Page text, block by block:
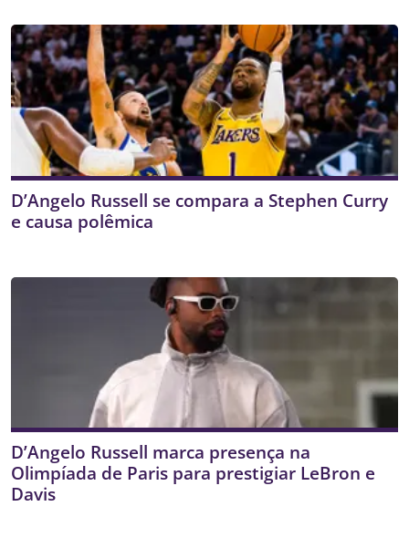
D’Angelo Russell se compara a Stephen Curry
e causa polêmica
D’Angelo Russell marca presença na
Olimpíada de Paris para prestigiar LeBron e
Davis